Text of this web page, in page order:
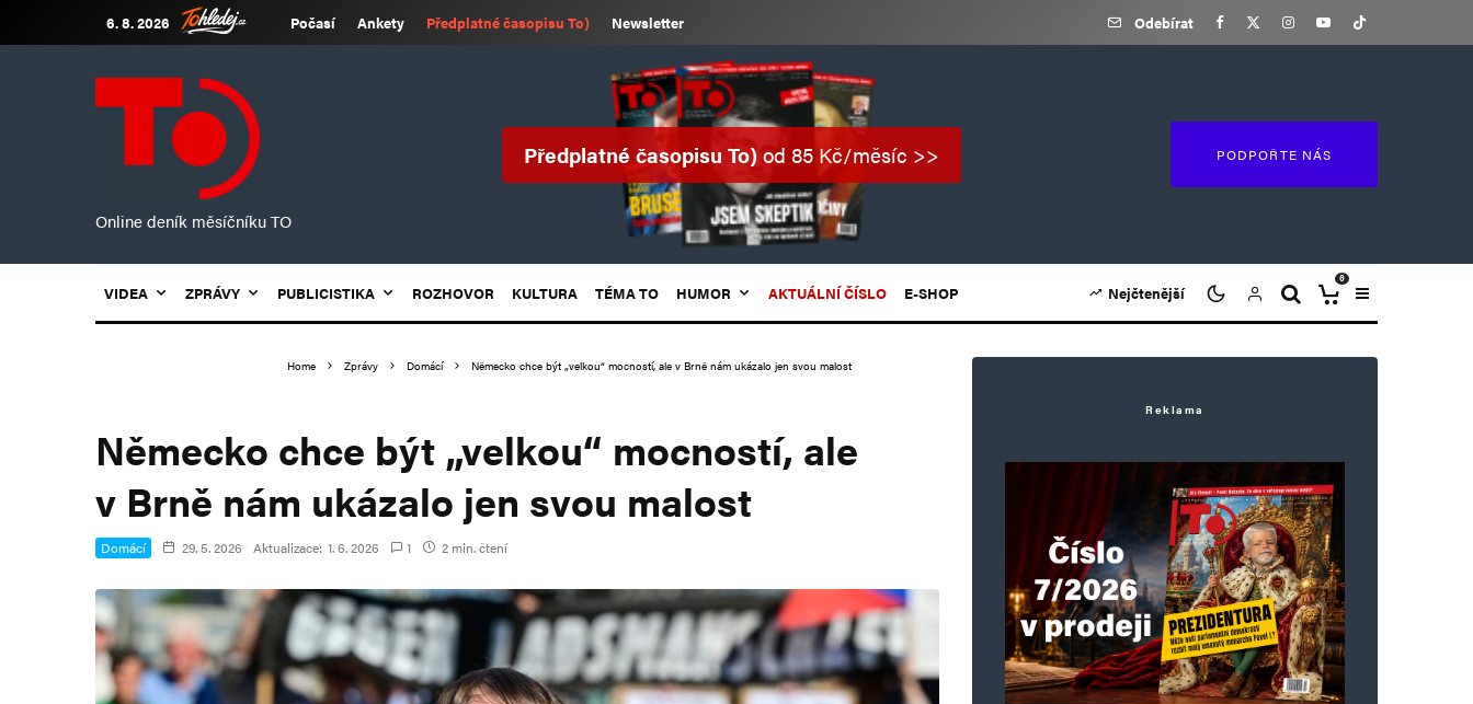
6. 8. 2026 Počasí Ankety Předplatné časopisu To) Newsletter Odebírat
Online deník měsíčníku TO
Předplatné časopisu To)od 85 Kč/měsíc >> PODPOŘTE NÁS
VIDEA ZPRÁVY PUBLICISTIKA ROZHOVOR KULTURA TÉMA TO HUMOR AKTUÁLNÍ ČÍSLO E-SHOP Nejčtenější
0
Home Zprávy Domácí Německo chce být „velkou“ mocností, ale v Brně nám ukázalo jen svou malost
Německo chce být „velkou“ mocností, ale
v Brně nám ukázalo jen svou malost
Domácí 29. 5. 2026 Aktualizace: 1. 6. 2026 1 2 min. čtení
Reklama